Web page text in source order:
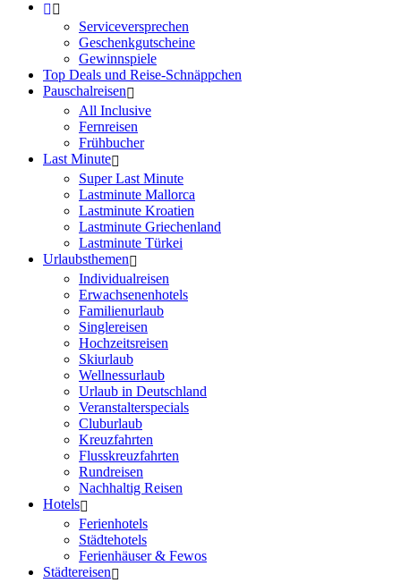
Serviceversprechen
Geschenkgutscheine
Gewinnspiele
Top Deals und Reise-Schnäppchen
Pauschalreisen
All Inclusive
Fernreisen
Frühbucher
Last Minute
Super Last Minute
Lastminute Mallorca
Lastminute Kroatien
Lastminute Griechenland
Lastminute Türkei
Urlaubsthemen
Individualreisen
Erwachsenenhotels
Familienurlaub
Singlereisen
Hochzeitsreisen
Skiurlaub
Wellnessurlaub
Urlaub in Deutschland
Veranstalterspecials
Cluburlaub
Kreuzfahrten
Flusskreuzfahrten
Rundreisen
Nachhaltig Reisen
Hotels
Ferienhotels
Städtehotels
Ferienhäuser & Fewos
Städtereisen